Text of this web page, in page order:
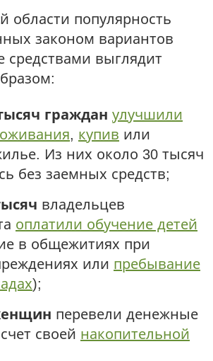
области популярность
законом вариантов
средствами выглядит
граждан улучшили
, купив или
Из них около 30 тысяч
без заемных средств;
владельцев
оплатили обучение детей
в общежитиях при
или пребывание
);
перевели денежные
своей накопительной